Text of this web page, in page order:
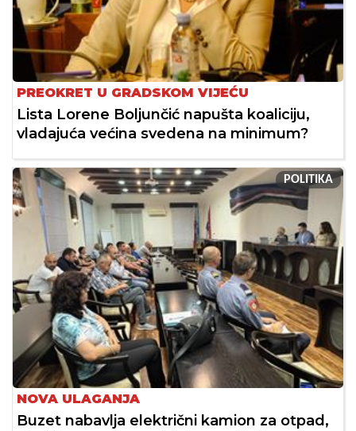
PREOKRET U GRADSKOM VIJEĆU
Lista Lorene Boljunčić napušta koaliciju,
vladajuća većina svedena na minimum?
POLITIKA
NOVA ULAGANJA
Buzet nabavlja električni kamion za otpad,